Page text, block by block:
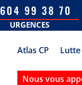
604 99 38 70
URGENCES
Atlas CP
Nous vous